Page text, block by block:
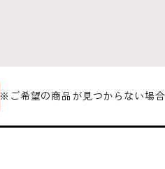
※ご希望の商品が見つからない場